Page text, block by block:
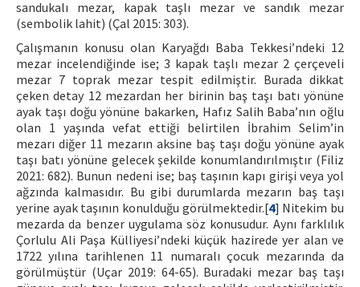
sandukalı mezar, kapak taşlı mezar ve sandık mezar
(sembolik lahit) (Çal 2015: 303).
Çalışmanın konusu olan Karyağdı Baba Tekkesi’ndeki 12
mezar incelendiğinde ise; 3 kapak taşlı mezar 2 çerçeveli
mezar 7 toprak mezar tespit edilmiştir. Burada dikkat
çeken detay 12 mezardan her birinin baş taşı batı yönüne
ayak taşı doğu yönüne bakarken, Hafız Salih Baba’nın oğlu
olan 1 yaşında vefat ettiği belirtilen İbrahim Selim’in
mezarı diğer 11 mezarın aksine baş taşı doğu yönüne ayak
taşı batı yönüne gelecek şekilde konumlandırılmıştır (Filiz
2021: 682). Bunun nedeni ise; baş taşının kapı girişi veya yol
ağzında kalmasıdır. Bu gibi durumlarda mezarın baş taşı
yerine ayak taşının konulduğu görülmektedir.[4] Nitekim bu
mezarda da benzer uygulama söz konusudur. Aynı farklılık
Çorlulu Ali Paşa Külliyesi’ndeki küçük hazirede yer alan ve
1722 yılına tarihlenen 11 numaralı çocuk mezarında da
görülmüştür (Uçar 2019: 64-65). Buradaki mezar baş taşı